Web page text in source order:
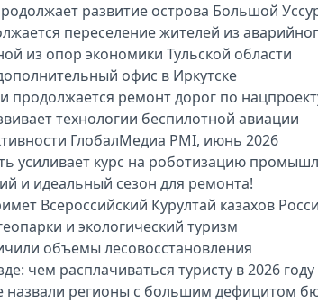
развитие острова Большой
переселение жителей из
из опор экономики Тульской области
офис в Иркутске
продолжается ремонт дорог по
технологии беспилотной авиации
ГлобалМедиа PMI, июнь 2026
усиливает курс на роботизацию
и идеальный сезон для ремонта!
Всероссийский Курултай казахов
и экологический туризм
объемы лесовосстановления
чем расплачиваться туристу в 2026 году
назвали регионы с большим дефицитом